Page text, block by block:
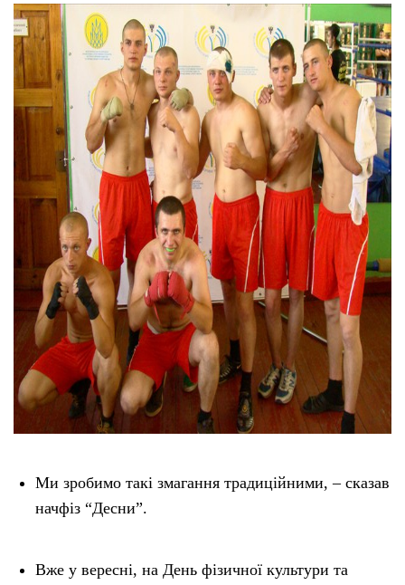
Ми зробимо такі змагання традиційними, – сказав
начфіз “Десни”.
Вже у вересні, на День фізичної культури та